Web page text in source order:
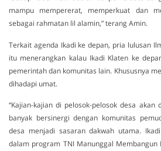
mampu mempererat, memperkuat dan
sebagai rahmatan lil alamin,” terang Amin.
Terkait agenda Ikadi ke depan, pria lulusan
itu menerangkan kalau Ikadi Klaten ke
pemerintah dan komunitas lain. Khususnya
dihadapi umat.
“Kajian-kajian di pelosok-pelosok desa
banyak bersinergi dengan komunitas
desa menjadi sasaran dakwah utama.
dalam program TNI Manunggal Membangun